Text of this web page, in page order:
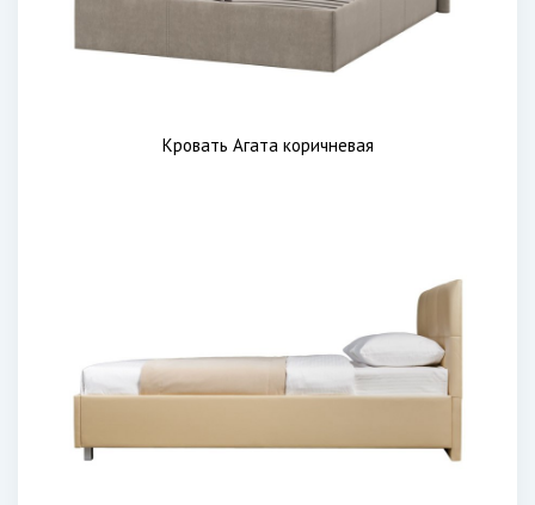
Кровать Агата коричневая